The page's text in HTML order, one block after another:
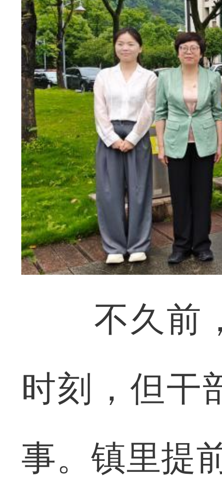
不久前，
时刻，但干
事。镇里提